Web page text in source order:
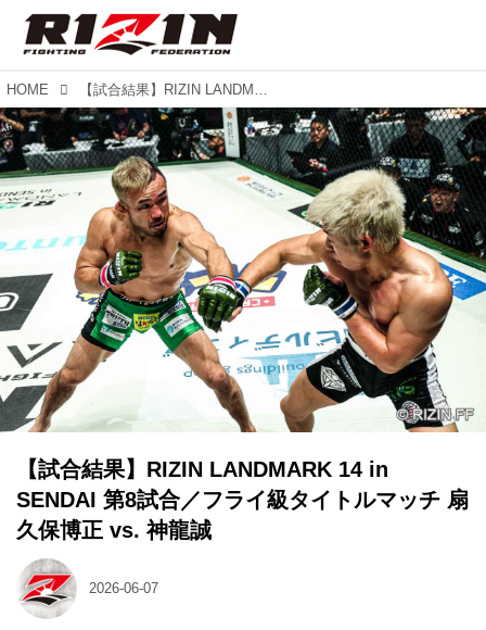
HOME 【試合結果】RIZIN LANDMARK 14 in SENDAI 第8試合／フライ級タイトルマッチ 扇久保博正 vs. 神龍誠
【試合結果】RIZIN LANDMARK 14 in
SENDAI 第8試合／フライ級タイトルマッチ 扇
久保博正 vs. 神龍誠
2026-06-07